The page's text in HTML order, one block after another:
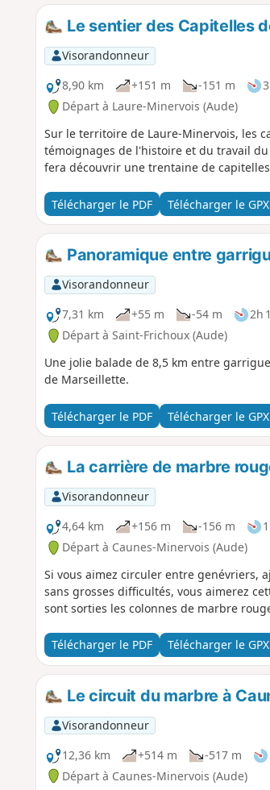
Le sentier des Capitelles
Visorandonneur
8,90 km
+151 m -151 m
Départ à Laure-Minervois (Aude)
Sur le territoire de Laure-Minervois, les
témoignages de l'histoire et du travail
fera découvrir une trentaine de
Télécharger le PDF Télécharger le GPX
Panoramique entre
Visorandonneur
7,31 km
+55 m -54 m 2h
Départ à Saint-Frichoux (Aude)
Une jolie balade de 8,5 km entre
de Marseillette.
Télécharger le PDF Télécharger le GPX
La carrière de marbre
Visorandonneur
4,64 km
+156 m -156 m
Départ à Caunes-Minervois (Aude)
Si vous aimez circuler entre genévriers,
sans grosses difficultés, vous aimerez
sont sorties les colonnes de marbre
Télécharger le PDF Télécharger le GPX
Le circuit du marbre à
Visorandonneur
12,36 km
+514 m -517 m
Départ à Caunes-Minervois (Aude)